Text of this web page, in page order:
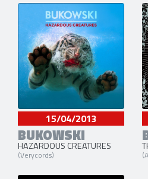
15/04/2013
BUKOWSKI
HAZARDOUS CREATURES
(Verycords)